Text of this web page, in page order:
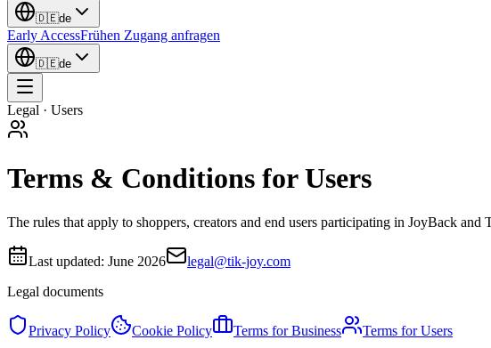
🇩🇪de
Early AccessFrühen Zugang anfragen
🇩🇪de
Legal · Users
Terms & Conditions for Users
The rules that apply to shoppers, creators and end users participating in JoyBack and
Last updated: June 2026
legal@tik-joy.com
Legal documents
Privacy Policy Cookie Policy Terms for Business
Terms for Users